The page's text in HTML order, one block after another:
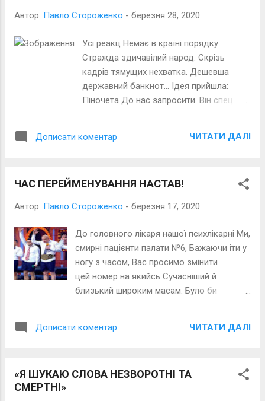
Автор: Павло Стороженко - березня 28, 2020
Усі реакц Немає в країні порядку.
Стражда здичавілий народ. Скрізь
кадрів тямущих нехватка. Дешевша
державний банкнот… Ідея прийшла:
Піночета До нас запросити. Він спец.
державницьку думу І другу на розсуд
Дописати коментар ЧИТАТИ ДАЛІ
ЧАС ПЕРЕЙМЕНУВАННЯ НАСТАВ!
Автор: Павло Стороженко - березня 17, 2020
До головного лікаря нашої психлікарні Ми,
смирні пацієнти палати №6, Бажаючи іти у
ногу з часом, Вас просимо змінити
цей номер на якийсь Сучасніший й
близький широким масам. Було би
Що дев*яносто п*ятий. Ми теж у
Дописати коментар ЧИТАТИ ДАЛІ
«Я ШУКАЮ СЛОВА НЕЗВОРОТНІ ТА
СМЕРТНІ»